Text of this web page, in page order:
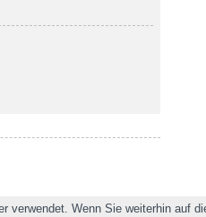
verwendet. Wenn Sie weiterhin auf